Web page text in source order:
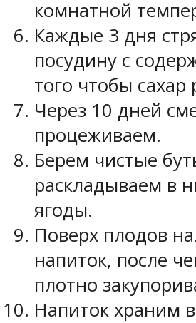
комнатной
Каждые 3 дня
посудину с
того чтобы сахар
Через 10 дней
процеживаем.
Берем чистые
раскладываем в
ягоды.
Поверх плодов
напиток, после
плотно
Напиток храним